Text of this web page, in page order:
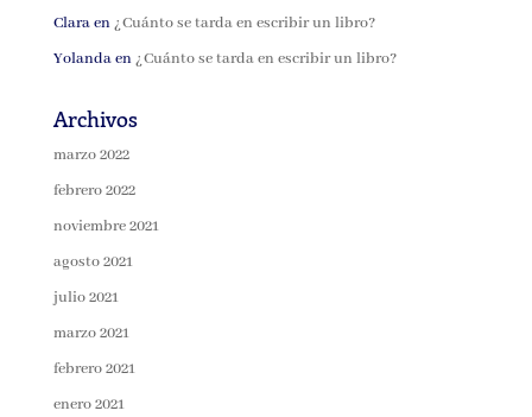
Claraen¿Cuánto se tarda en escribir un libro?
Yolandaen¿Cuánto se tarda en escribir un libro?
Archivos
marzo 2022
febrero 2022
noviembre 2021
agosto 2021
julio 2021
marzo 2021
febrero 2021
enero 2021